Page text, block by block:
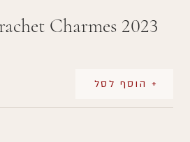
Charmes 2023
+ הוסף לסל